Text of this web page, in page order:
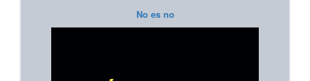
No es no